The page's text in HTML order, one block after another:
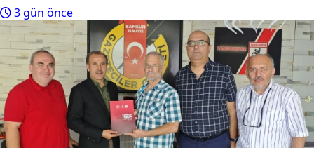
3 gün önce